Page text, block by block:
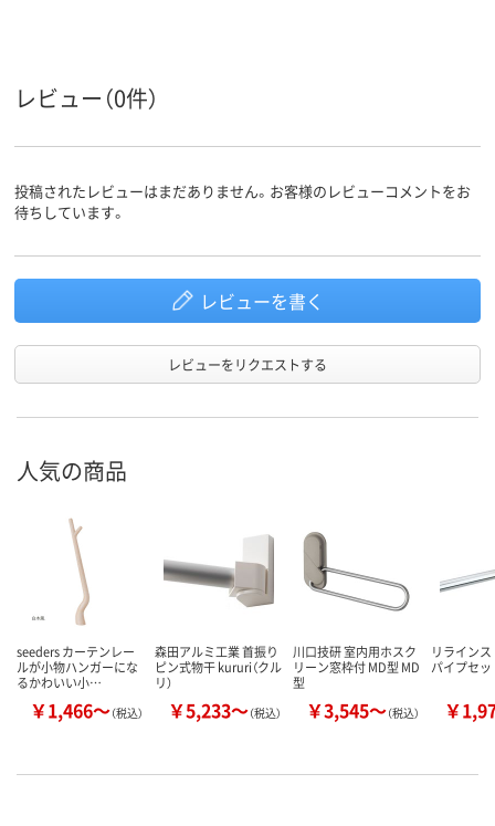
レビュー（0件）
投稿されたレビューはまだありません。お客様のレビューコメントをお
待ちしています。
レビューを書く
レビューをリクエストする
人気の商品
seeders カーテンレー
ルが小物ハンガーにな
るかわいい小…
￥1,466～（税込）
森田アルミ工業 首振り
ピン式物干 kururi（クル
リ）
￥5,233～（税込）
川口技研 室内用ホスク
リーン窓枠付 MD型 MD
型
￥3,545～（税込）
リライン
パイプセ
￥